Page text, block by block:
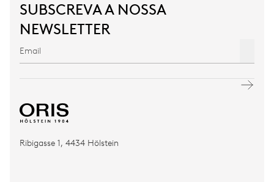
SUBSCREVA A NOSSA
NEWSLETTER
Ribigasse 1, 4434 Hölstein